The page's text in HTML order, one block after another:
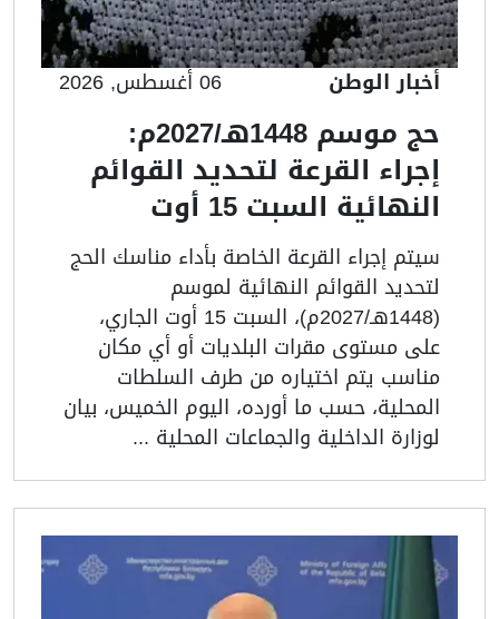
أخبار الوطن 06 أغسطس, 2026
حج موسم 1448هـ/2027م:
إجراء القرعة لتحديد القوائم
النهائية السبت 15 أوت
سيتم إجراء القرعة الخاصة بأداء مناسك الحج
لتحديد القوائم النهائية لموسم
(1448هـ/2027م)، السبت 15 أوت الجاري،
على مستوى مقرات البلديات أو أي مكان
مناسب يتم اختياره من طرف السلطات
المحلية، حسب ما أورده، اليوم الخميس، بيان
لوزارة الداخلية والجماعات المحلية ...